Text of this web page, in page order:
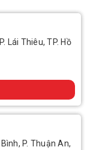
Lái Thiêu, TP. Hồ
P. Thuận An,